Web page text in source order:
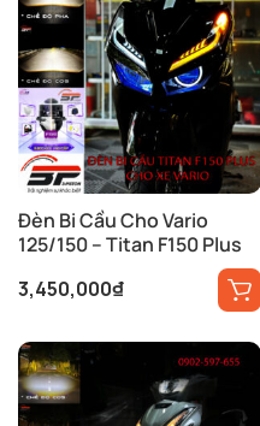
Đèn Bi Cầu Cho Vario
125/150 – Titan F150 Plus
3,450,000₫